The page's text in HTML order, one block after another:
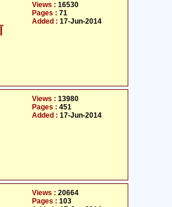
Views : 16530
Pages : 71
Added : 17-Jun-2014
Views : 13980
Pages : 451
Added : 17-Jun-2014
Views : 20664
Pages : 103